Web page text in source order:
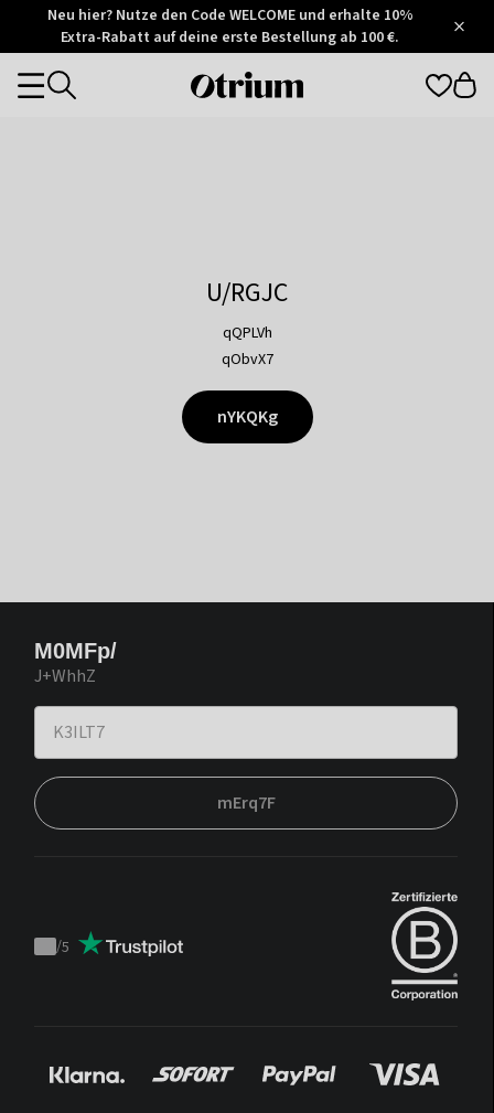
Otrium
Trustpilot
Neu hier? Nutze den Code WELCOME und erhalte 10%
Extra-Rabatt auf deine erste Bestellung ab 100 €.
Otrium
Categories
U/RGJC
qQPLVh
qObvX7
nYKQKg
M0MFp/
J+WhhZ
mErq7F
Trustpilot
/5